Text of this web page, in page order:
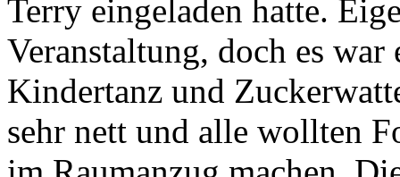
Terry eingeladen hatte.
Veranstaltung, doch es
Kindertanz und
sehr nett und alle wollten